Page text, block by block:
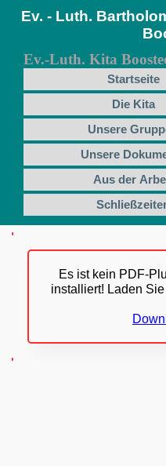
Ev. - Luth.
Ev.-Luth. Kita
Startseite
Die Kita
Unsere
Unsere
Aus der
Es ist kein PDF-
installiert! Laden